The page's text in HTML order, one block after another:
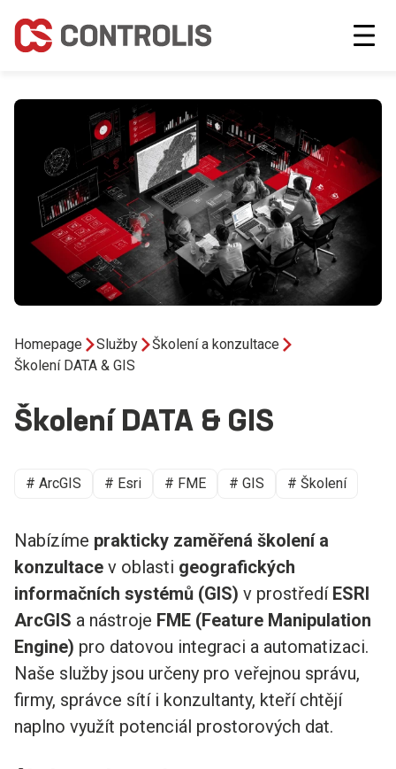
Homepage Služby
Školení a konzultace
Školení DATA & GIS
Školení DATA & GIS
# ArcGIS # Esri # FME # GIS # Školení
Nabízíme prakticky zaměřená školení a
konzultace v oblasti geografických
informačních systémů (GIS) v prostředí ESRI
ArcGIS a nástroje FME (Feature Manipulation
Engine) pro datovou integraci a automatizaci.
Naše služby jsou určeny pro veřejnou správu,
firmy, správce sítí i konzultanty, kteří chtějí
naplno využít potenciál prostorových dat.